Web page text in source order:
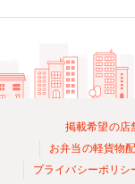
掲載希望の店
お弁当の軽貨物
プライバシーポリシ